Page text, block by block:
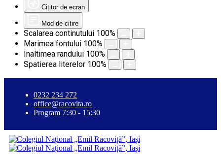
Cititor de ecran
Mod de citire
Scalarea continutului 100%
Marimea fontului 100%
Inaltimea randului 100%
Spatierea literelor 100%
0232 234 272
office@racovita.ro
Program 7:30 - 15:30